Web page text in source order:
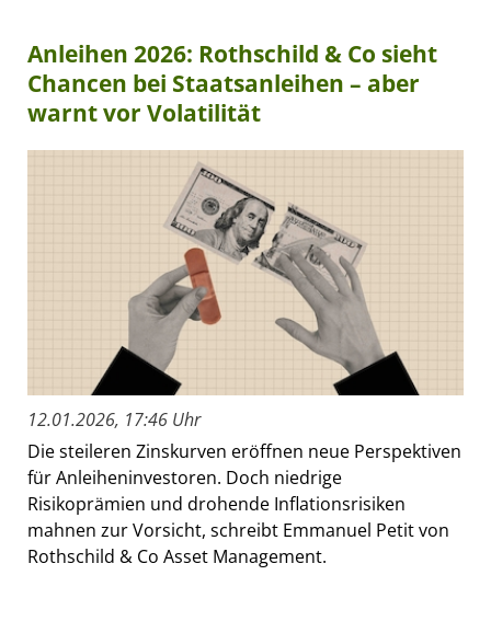
Anleihen 2026: Rothschild & Co sieht
Chancen bei Staatsanleihen – aber
warnt vor Volatilität
12.01.2026, 17:46 Uhr
Die steileren Zinskurven eröffnen neue Perspektiven
für Anleiheninvestoren. Doch niedrige
Risikoprämien und drohende Inflationsrisiken
mahnen zur Vorsicht, schreibt Emmanuel Petit von
Rothschild & Co Asset Management.